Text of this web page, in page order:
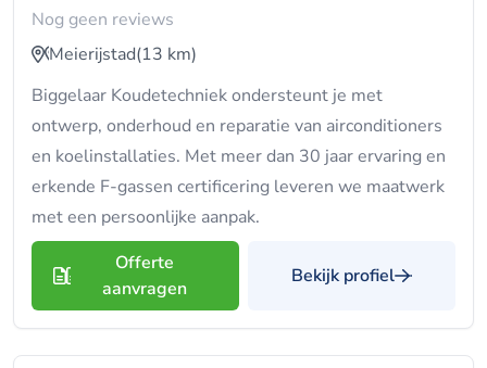
Nog geen reviews
Meierijstad(13 km)
Biggelaar Koudetechniek ondersteunt je met
ontwerp, onderhoud en reparatie van airconditioners
en koelinstallaties. Met meer dan 30 jaar ervaring en
erkende F-gassen certificering leveren we maatwerk
met een persoonlijke aanpak.
Offerte
aanvragen
Bekijk profiel